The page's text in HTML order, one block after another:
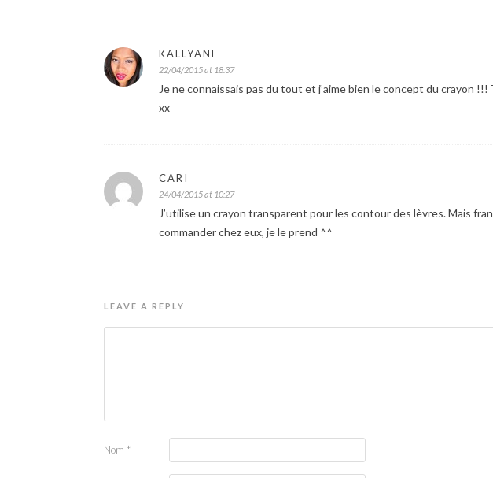
KALLYANE
22/04/2015 at 18:37
Je ne connaissais pas du tout et j’aime bien le concept du crayon
xx
CARI
24/04/2015 at 10:27
J’utilise un crayon transparent pour les contour des lèvres. Mais
commander chez eux, je le prend ^^
LEAVE A REPLY
Nom *